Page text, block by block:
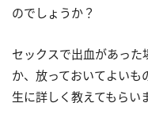
のでしょうか？
セックスで出血があっ
か、放っておいてよいも
生に詳しく教えてもらい